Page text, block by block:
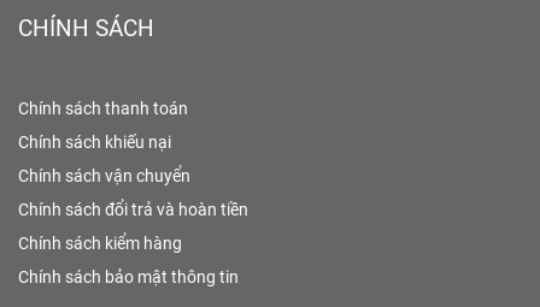
CHÍNH SÁCH
Chính sách thanh toán
Chính sách khiếu nại
Chính sách vận chuyển
Chính sách đổi trả và hoàn tiền
Chính sách kiểm hàng
Chính sách bảo mật thông tin